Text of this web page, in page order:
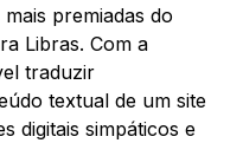
premiadas do
Libras. Com a
traduzir
textual de um site
digitais simpáticos e